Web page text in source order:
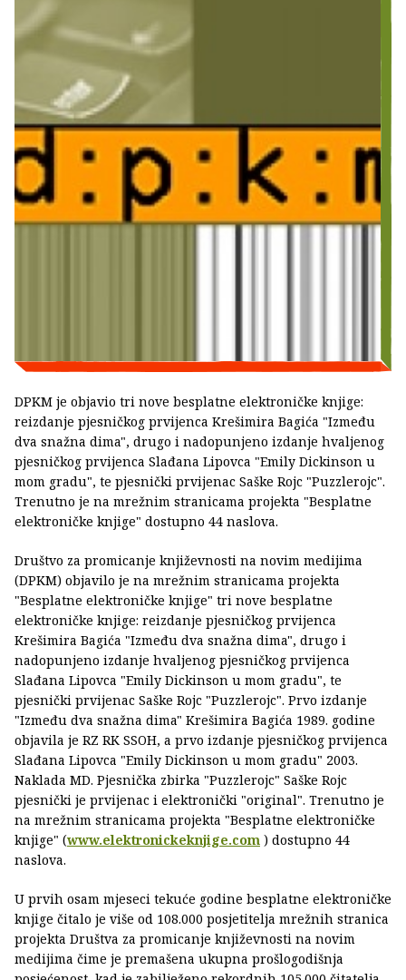
DPKM je objavio tri nove besplatne elektroničke knjige:
reizdanje pjesničkog prvijenca Krešimira Bagića "Između
dva snažna dima", drugo i nadopunjeno izdanje hvaljenog
pjesničkog prvijenca Slađana Lipovca "Emily Dickinson u
mom gradu", te pjesnički prvijenac Saške Rojc "Puzzlerojc".
Trenutno je na mrežnim stranicama projekta "Besplatne
elektroničke knjige" dostupno 44 naslova.
Društvo za promicanje književnosti na novim medijima
(DPKM) objavilo je na mrežnim stranicama projekta
"Besplatne elektroničke knjige" tri nove besplatne
elektroničke knjige: reizdanje pjesničkog prvijenca
Krešimira Bagića "Između dva snažna dima", drugo i
nadopunjeno izdanje hvaljenog pjesničkog prvijenca
Slađana Lipovca "Emily Dickinson u mom gradu", te
pjesnički prvijenac Saške Rojc "Puzzlerojc". Prvo izdanje
"Između dva snažna dima" Krešimira Bagića 1989. godine
objavila je RZ RK SSOH, a prvo izdanje pjesničkog prvijenca
Slađana Lipovca "Emily Dickinson u mom gradu" 2003.
Naklada MD. Pjesnička zbirka "Puzzlerojc" Saške Rojc
pjesnički je prvijenac i elektronički "original". Trenutno je
na mrežnim stranicama projekta "Besplatne elektroničke
knjige" (www.elektronickeknjige.com ) dostupno 44
naslova.
U prvih osam mjeseci tekuće godine besplatne elektroničke
knjige čitalo je više od 108.000 posjetitelja mrežnih stranica
projekta Društva za promicanje književnosti na novim
medijima čime je premašena ukupna prošlogodišnja